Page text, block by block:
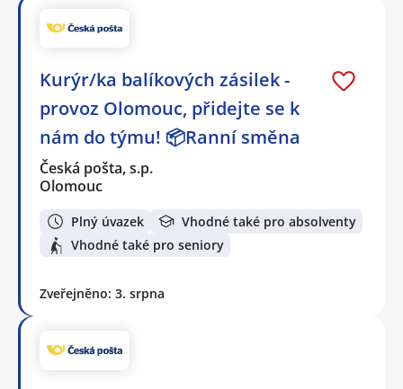
Kurýr/ka balíkových zásilek -
provoz Olomouc, přidejte se k
nám do týmu! 📦Ranní směna
Česká pošta, s.p.
Olomouc
Plný úvazek
Vhodné také pro absolventy
Vhodné také pro seniory
Zveřejněno: 3. srpna